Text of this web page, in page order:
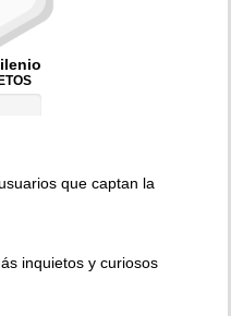
que captan la
inquietos y curiosos